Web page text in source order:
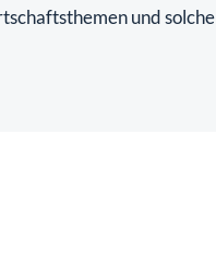
und solche